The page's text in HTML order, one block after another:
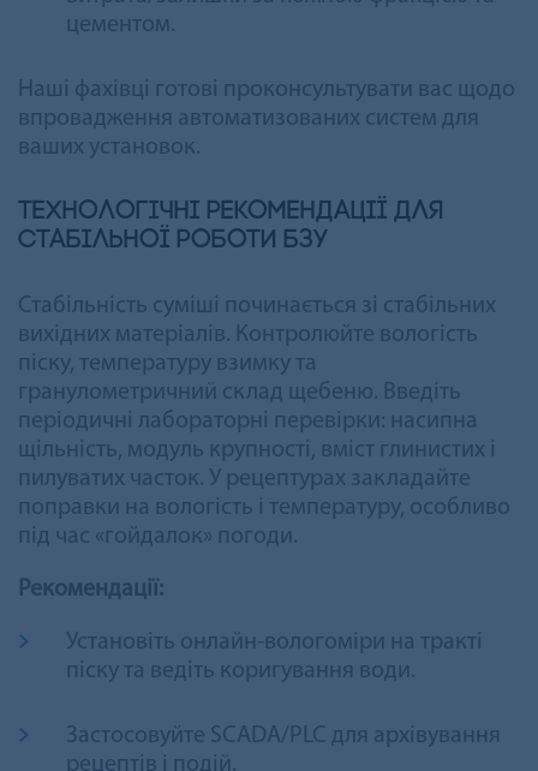
цементом.
Наші фахівці готові проконсультувати вас щодо
впровадження автоматизованих систем для
ваших установок.
Технологічні рекомендації для
стабільної роботи БЗУ
Стабільність суміші починається зі стабільних
вихідних матеріалів. Контролюйте вологість
піску, температуру взимку та
гранулометричний склад щебеню. Введіть
періодичні лабораторні перевірки: насипна
щільність, модуль крупності, вміст глинистих і
пилуватих часток. У рецептурах закладайте
поправки на вологість і температуру, особливо
під час «гойдалок» погоди.
Рекомендації:
Установіть онлайн-вологоміри на тракті
піску та ведіть коригування води.
Застосовуйте SCADA/PLC для архівування
рецептів і подій.